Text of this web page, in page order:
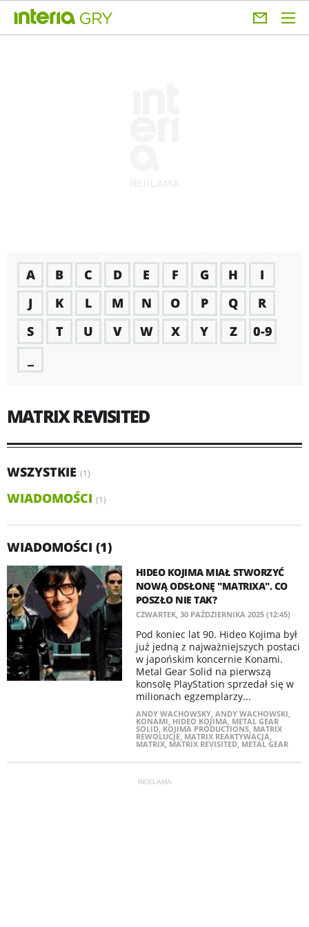
A B C D E F G H
I
J
K L M N O P Q
R
S
T U V W X Y Z
0-9
MATRIX REVISITED
WSZYSTKIE (1)
WIADOMOŚCI (1)
WIADOMOŚCI (1)
HIDEO KOJIMA MIAŁ STWORZYĆ
NOWĄ ODSŁONĘ "MATRIXA". CO
POSZŁO NIE TAK?
CZWARTEK, 30 PAŹDZIERNIKA 2025 (12:45)
Pod koniec lat 90. Hideo Kojima był
już jedną z najważniejszych postaci
w japońskim koncernie Konami.
Metal Gear Solid na pierwszą
konsolę PlayStation sprzedał się w
milionach egzemplarzy...
ANDY WACHOWSKY, ANDY WACHOWSKI,
KONAMI, HIDEO KOJIMA, METAL GEAR
SOLID, KOJIMA PRODUCTIONS, MATRIX
REWOLUCJE, MATRIX REAKTYWACJA,
MATRIX, MATRIX REVISITED, METAL GEAR
REKLAMA